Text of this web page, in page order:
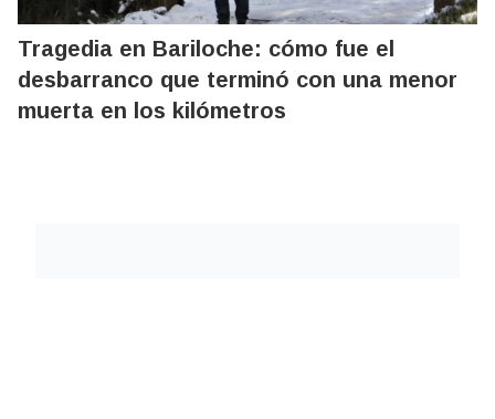
Tragedia en Bariloche: cómo fue el
desbarranco que terminó con una menor
muerta en los kilómetros